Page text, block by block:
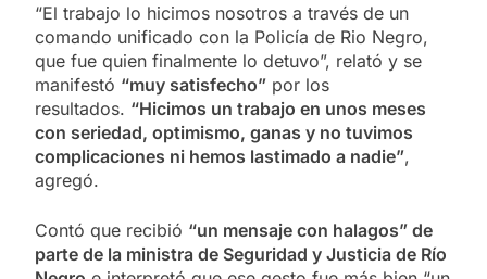
“El trabajo lo hicimos nosotros a través de un
comando unificado con la Policía de Rio Negro,
que fue quien finalmente lo detuvo”, relató y se
manifestó “muy satisfecho” por los
resultados. “Hicimos un trabajo en unos meses
con seriedad, optimismo, ganas y no tuvimos
complicaciones ni hemos lastimado a nadie”,
agregó.
Contó que recibió “un mensaje con halagos” de
parte de la ministra de Seguridad y Justicia de Río